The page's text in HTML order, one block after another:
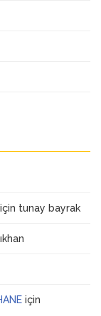
için tunay bayrak
için